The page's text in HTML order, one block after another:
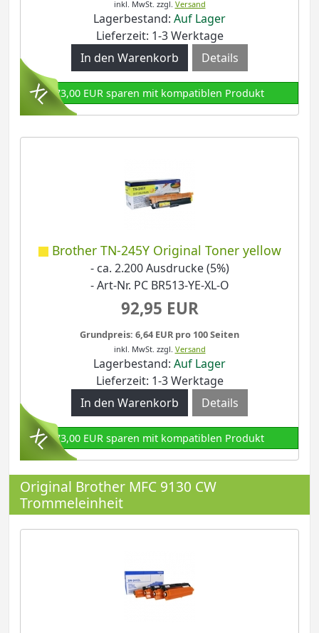
inkl. MwSt. zzgl. Versand
Lagerbestand: Auf Lager
Lieferzeit: 1-3 Werktage
Details
73,00 EUR sparen mit kompatiblen Produkt
Brother TN-245Y Original Toner yellow
- ca. 2.200 Ausdrucke (5%)
- Art-Nr. PC BR513-YE-XL-O
92,95 EUR
Grundpreis: 6,64 EUR pro 100 Seiten
inkl. MwSt. zzgl. Versand
Lagerbestand: Auf Lager
Lieferzeit: 1-3 Werktage
Details
73,00 EUR sparen mit kompatiblen Produkt
Original Brother MFC 9130 CW
Trommeleinheit